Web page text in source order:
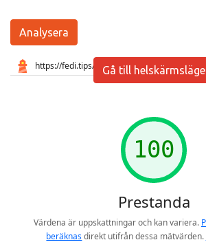
Analysera
Gå till helskärmsläge